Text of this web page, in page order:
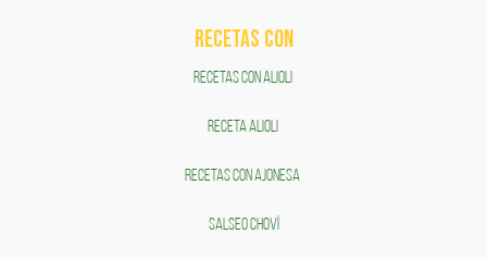
RECETAS COn
RECETAS CON ALIOLI
RECETA ALIOLI
RECETAS CON AJONESA
SALSEO CHOVÍ